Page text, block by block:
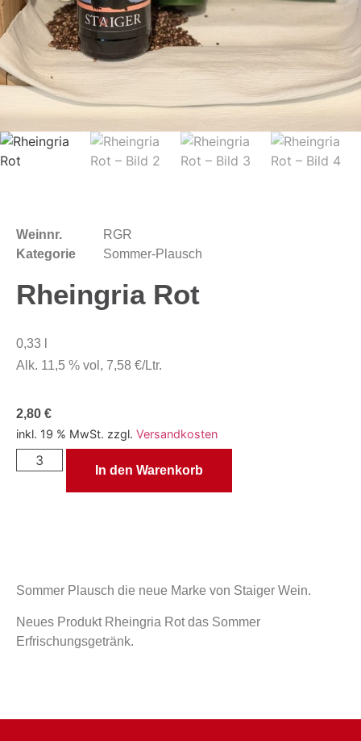
Weinnr.
RGR
Kategorie
Sommer-Plausch
Rheingria Rot
0,33 l
Alk. 11,5 % vol, 7,58 €/Ltr.
2,80 €
inkl. 19 % MwSt. zzgl. Versandkosten
In den Warenkorb
Sommer Plausch die neue Marke von Staiger Wein.
Neues Produkt Rheingria Rot das Sommer
Erfrischungsgetränk.